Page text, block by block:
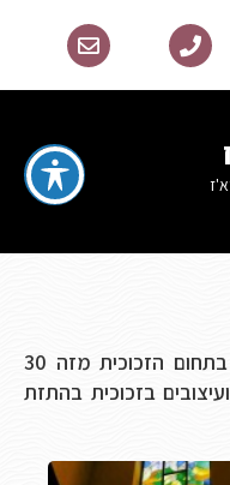
היא יצרנית מובילה בתחום הזכוכית מזה 30
בזכוכית בהתזת